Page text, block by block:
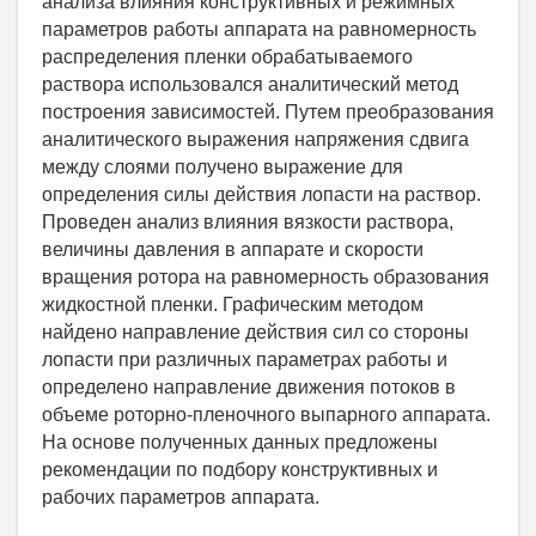
параметров работы аппарата на равномерность
распределения пленки обрабатываемого
раствора использовался аналитический метод
построения зависимостей. Путем преобразования
аналитического выражения напряжения сдвига
между слоями получено выражение для
определения силы действия лопасти на раствор.
Проведен анализ влияния вязкости раствора,
величины давления в аппарате и скорости
вращения ротора на равномерность образования
жидкостной пленки. Графическим методом
найдено направление действия сил со стороны
лопасти при различных параметрах работы и
определено направление движения потоков в
объеме роторно-пленочного выпарного аппарата.
На основе полученных данных предложены
рекомендации по подбору конструктивных и
рабочих параметров аппарата.